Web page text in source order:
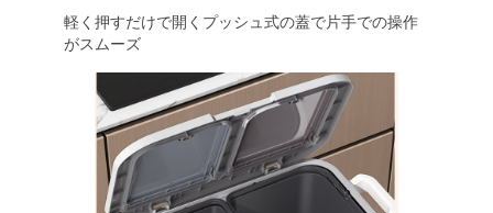
軽く押すだけで開くプッシュ式の蓋で片手での操作
がスムーズ